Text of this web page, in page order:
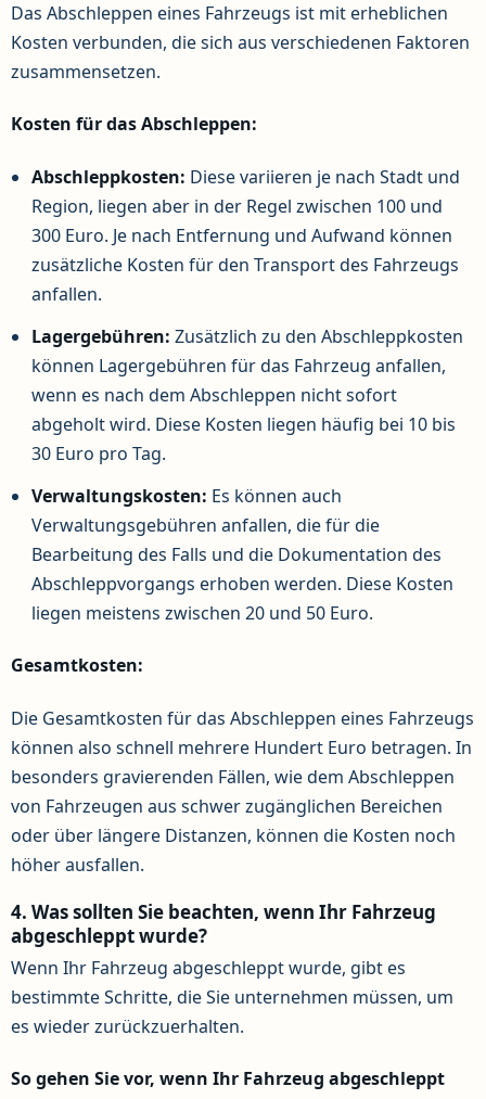
Das Abschleppen eines Fahrzeugs ist mit erheblichen
Kosten verbunden, die sich aus verschiedenen Faktoren
zusammensetzen.
Kosten für das Abschleppen:
Abschleppkosten: Diese variieren je nach Stadt und
Region, liegen aber in der Regel zwischen 100 und
300 Euro. Je nach Entfernung und Aufwand können
zusätzliche Kosten für den Transport des Fahrzeugs
anfallen.
Lagergebühren: Zusätzlich zu den Abschleppkosten
können Lagergebühren für das Fahrzeug anfallen,
wenn es nach dem Abschleppen nicht sofort
abgeholt wird. Diese Kosten liegen häufig bei 10 bis
30 Euro pro Tag.
Verwaltungskosten: Es können auch
Verwaltungsgebühren anfallen, die für die
Bearbeitung des Falls und die Dokumentation des
Abschleppvorgangs erhoben werden. Diese Kosten
liegen meistens zwischen 20 und 50 Euro.
Gesamtkosten:
Die Gesamtkosten für das Abschleppen eines Fahrzeugs
können also schnell mehrere Hundert Euro betragen. In
besonders gravierenden Fällen, wie dem Abschleppen
von Fahrzeugen aus schwer zugänglichen Bereichen
oder über längere Distanzen, können die Kosten noch
höher ausfallen.
4. Was sollten Sie beachten, wenn Ihr Fahrzeug
abgeschleppt wurde?
Wenn Ihr Fahrzeug abgeschleppt wurde, gibt es
bestimmte Schritte, die Sie unternehmen müssen, um
es wieder zurückzuerhalten.
So gehen Sie vor, wenn Ihr Fahrzeug abgeschleppt